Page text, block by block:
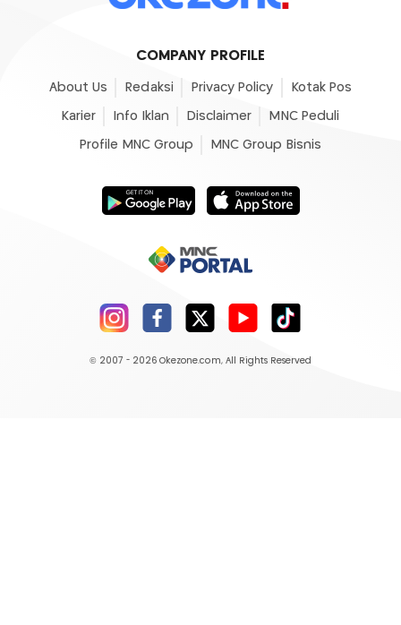
COMPANY PROFILE
About Us Redaksi Privacy Policy Kotak Pos
Karier Info Iklan Disclaimer MNC Peduli
Profile MNC Group MNC Group Bisnis
© 2007 - 2026 Okezone.com, All Rights Reserved